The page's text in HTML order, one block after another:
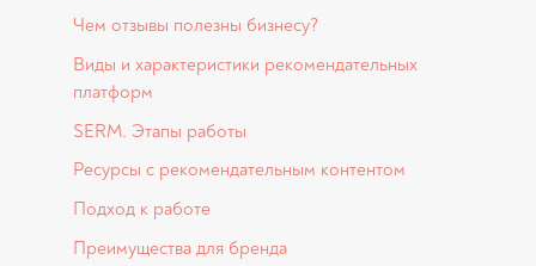
Чем отзывы полезны бизнесу?
Виды и характеристики рекомендательных
платформ
SERM. Этапы работы
Ресурсы с рекомендательным контентом
Подход к работе
Преимущества для бренда